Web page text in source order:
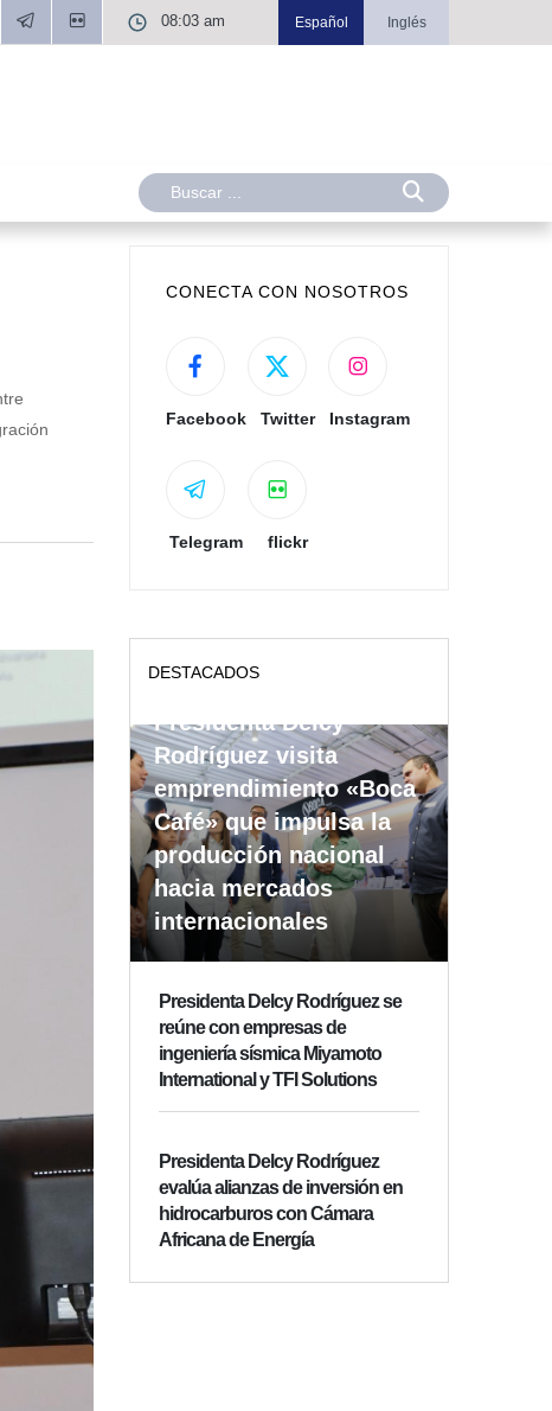
08:03 am Español Inglés
CONECTA CON NOSOTROS
Facebook Twitter Instagram
Telegram flickr
DESTACADOS
Presidenta Delcy
Rodríguez visita
emprendimiento «Boca
Café» que impulsa la
producción nacional
hacia mercados
internacionales
Presidenta Delcy Rodríguez se
reúne con empresas de
ingeniería sísmica Miyamoto
International y TFI Solutions
Presidenta Delcy Rodríguez
evalúa alianzas de inversión en
hidrocarburos con Cámara
Africana de Energía